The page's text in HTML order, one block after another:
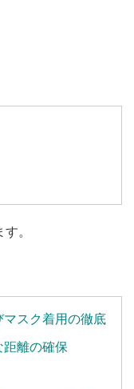
。
マスク着用の徹底
距離の確保